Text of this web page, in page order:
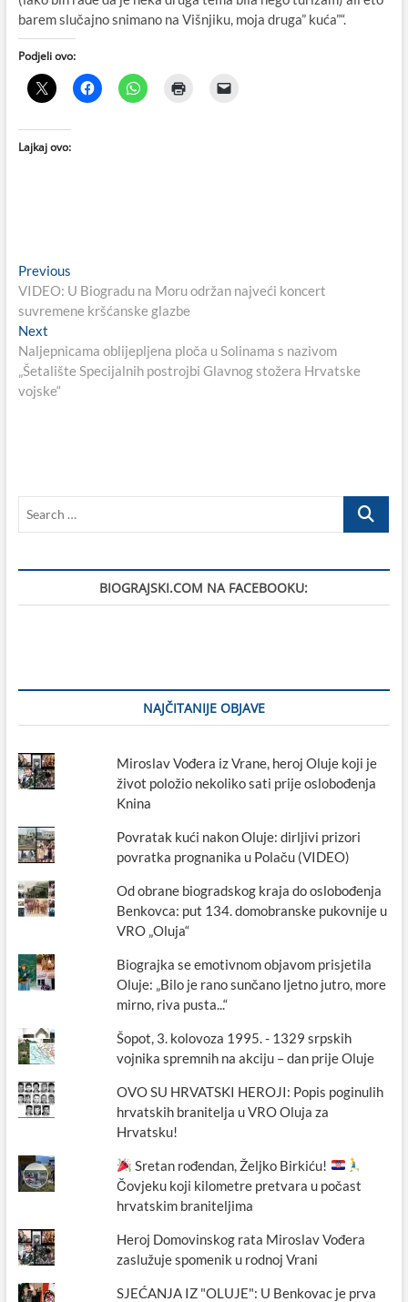
barem slučajno snimano na Višnjiku, moja druga” kuća”“.
Podjeli ovo:
Lajkaj ovo:
Navigacija
objava
PreviousPrevious
post:
VIDEO: U Biogradu na Moru održan najveći koncert
suvremene kršćanske glazbe
NextNext
post:
Naljepnicama oblijepljena ploča u Solinama s nazivom
„Šetalište Specijalnih postrojbi Glavnog stožera Hrvatske
vojske“
Search
BIOGRAJSKI.COM NA FACEBOOKU:
NAJČITANIJE OBJAVE
Miroslav Vođera iz Vrane, heroj Oluje koji je
život položio nekoliko sati prije oslobođenja
Knina
Povratak kući nakon Oluje: dirljivi prizori
povratka prognanika u Polaču (VIDEO)
Od obrane biogradskog kraja do oslobođenja
Benkovca: put 134. domobranske pukovnije u
VRO „Oluja“
Biograjka se emotivnom objavom prisjetila
Oluje: „Bilo je rano sunčano ljetno jutro, more
mirno, riva pusta...“
Šopot, 3. kolovoza 1995. - 1329 srpskih
vojnika spremnih na akciju – dan prije Oluje
OVO SU HRVATSKI HEROJI: Popis poginulih
hrvatskih branitelja u VRO Oluja za
Hrvatsku!
Sretan rođendan, Željko Birkiću!
Čovjeku koji kilometre pretvara u počast
hrvatskim braniteljima
Heroj Domovinskog rata Miroslav Vođera
zaslužuje spomenik u rodnoj Vrani
SJEĆANJA IZ "OLUJE": U Benkovac je prva